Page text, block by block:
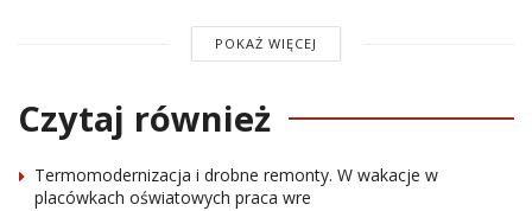
POKAŻ WIĘCEJ
Czytaj również
Termomodernizacja i drobne remonty. W wakacje w
placówkach oświatowych praca wre